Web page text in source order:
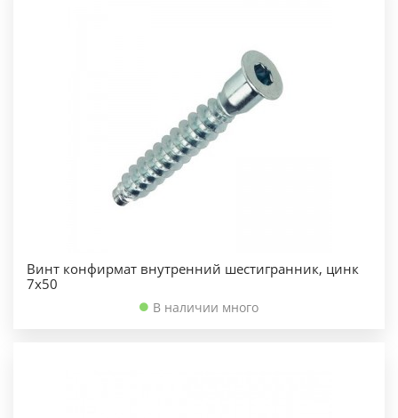
Винт конфирмат внутренний шестигранник, цинк
7х50
В наличии много